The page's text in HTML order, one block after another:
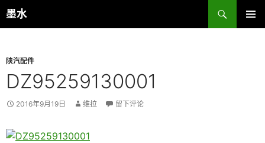
跳
至
墨水
搜
索
陕汽配件
DZ95259130001
2016年9月19日 维拉 留下评论